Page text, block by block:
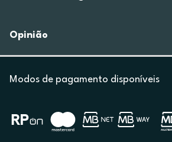
Opinião
Modos de pagamento disponíveis